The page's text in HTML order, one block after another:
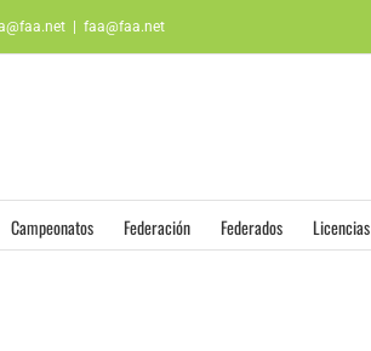
faa@faa.net
Campeonatos Federación Federados Licencias